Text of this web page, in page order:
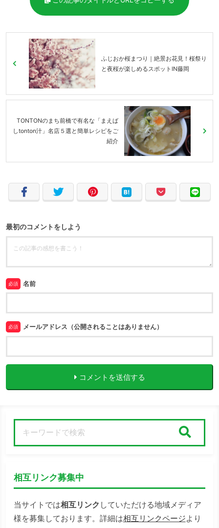
ふじおか桜まつり｜絶景お花見！桜祭り
と夜桜が楽しめるスポットIN藤岡
TONTONのまち前橋で有名な「まえば
しtonton汁」名店５選と簡単レシピをご
紹介
最初のコメントをしよう
必須 名前
必須 メールアドレス（公開されることはありません）
コメントを送信する
相互リンク募集中
当サイトでは相互リンク していただける地域メディア
様を募集しております。詳細は相互リンクページより